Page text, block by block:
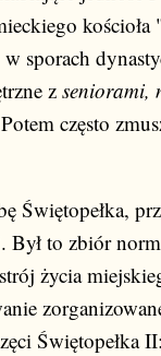
kościoła
w sporach
zseniorami,
często
Świętopełka,
Był to zbiór norm
życia
Świętopełka